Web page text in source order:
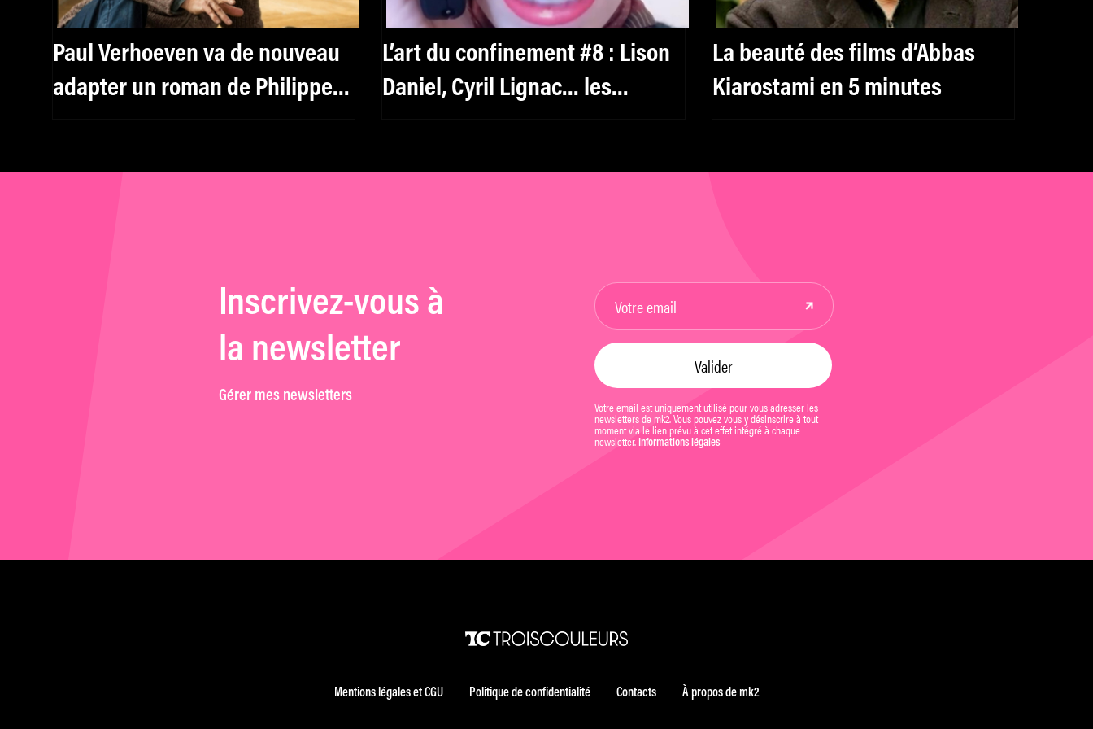
Paul Verhoeven va de nouveau
adapter un roman de Philippe
L’art du confinement #8 : Lison
Daniel, Cyril Lignac… les
La beauté des films d’Abbas
Kiarostami en 5 minutes
Inscrivez-vous à
la newsletter
Gérer mes newsletters
Votre email est uniquement utilisé pour vous adresser les
newsletters de mk2. Vous pouvez vous y désinscrire à tout
moment via le lien prévu à cet effet intégré à chaque
newsletter. Informations légales
Mentions légales et CGU Politique de confidentialité Contacts À propos de mk2